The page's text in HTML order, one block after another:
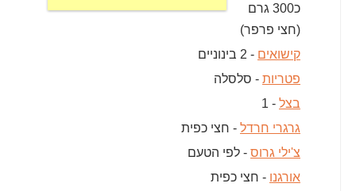
כ300 גרם
(חצי פרפר)
קישואים - 2 בינוניים
פטריות - סלסלה
בצל - 1
גרגרי חרדל - חצי כפית
צ'ילי גרוס - לפי הטעם
אורגנו - חצי כפית